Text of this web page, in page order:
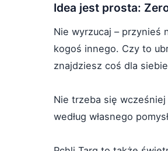
Idea jest prosta:
Nie wyrzucaj – przynieś
kogoś innego. Czy to
znajdziesz coś dla
Nie trzeba się
według własnego